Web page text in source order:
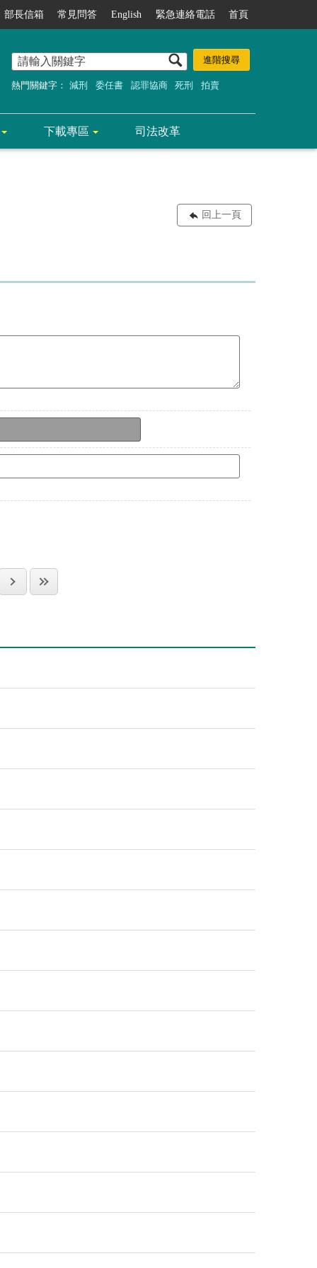
部長信箱 常見問答 English 緊急連絡電話 首頁
熱門關鍵字： 減刑 委任書 認罪協商 死刑 拍賣
下載專區 司法改革
回上一頁